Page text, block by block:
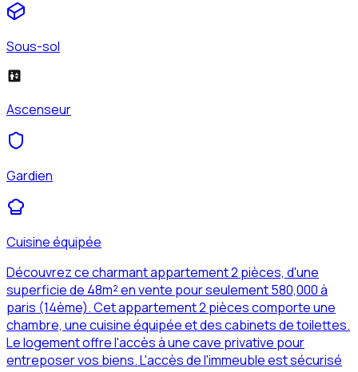
Sous-sol
Ascenseur
Gardien
Cuisine équipée
Découvrez ce charmant appartement 2 pièces, d'une
superficie de 48m² en vente pour seulement 580,000 à
paris (14ème). Cet appartement 2 pièces comporte une
chambre, une cuisine équipée et des cabinets de toilettes.
Le logement offre l'accès à une cave privative pour
entreposer vos biens. L'accès de l'immeuble est sécurisé